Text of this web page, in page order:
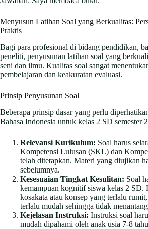
Menyusun Latihan Soal yang Berkualitas:
Praktis
Bagi para profesional di bidang pendidikan,
peneliti, penyusunan latihan soal yang
seni dan ilmu. Kualitas soal sangat
pembelajaran dan keakuratan evaluasi.
Prinsip Penyusunan Soal
Beberapa prinsip dasar yang perlu
Bahasa Indonesia untuk kelas 2 SD semester
Relevansi Kurikulum: Soal harus
Kompetensi Lulusan (SKL) dan
telah ditetapkan. Materi yang diujikan
sebelumnya.
Kesesuaian Tingkat Kesulitan: Soal
kemampuan kognitif siswa kelas 2 SD.
kosakata atau konsep yang terlalu
terlalu mudah sehingga tidak
Kejelasan Instruksi: Instruksi soal
mudah dipahami oleh anak usia 7-8